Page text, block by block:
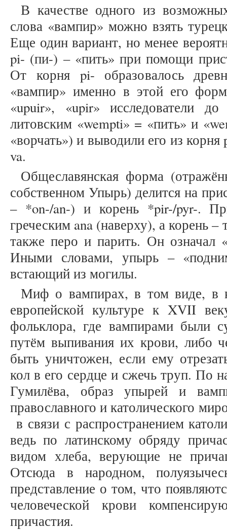
В качестве одного из
слова «вампир» можно взять
Еще один вариант, но менее
pi- (пи-) – «пить» при помощи
От корня pi- образовалось
«вампир» именно в этой его
«upuir», «upir» исследователи
литовским «wempti» = «пить» и
«ворчать») и выводили его из
va.
Общеславянская форма
собственном Упырь) делится на
– *on-/an-) и корень *pir-/pyr-.
греческим ana (наверху), а корень
также перо и парить. Он означал
Иными словами, упырь –
встающий из могилы.
Миф о вампирах, в том виде, в
европейской культуре к XVII
фольклора, где вампирами были
путём выпивания их крови, либо
быть уничтожен, если ему
кол в его сердце и сжечь труп. По
Гумилёва, образ упырей и
православного и католического
в связи с распространением
ведь по латинскому обряду
видом хлеба, верующие не
Отсюда в народном,
представление о том, что
человеческой крови
причастия.